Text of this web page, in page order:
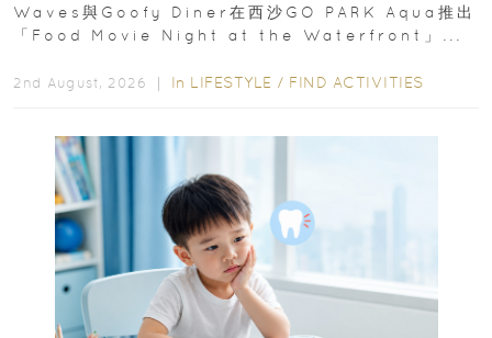
Waves與Goofy Diner在西沙GO PARK Aqua推出
「Food Movie Night at the Waterfront」...
2nd August, 2026 ｜ In LIFESTYLE / FIND ACTIVITIES